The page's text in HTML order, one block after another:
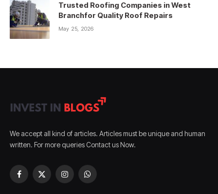
Trusted Roofing Companies in West
Branchfor Quality Roof Repairs
May 25, 2026
We accept all kind of articles. Articles must be unique and human
written. For more queries Contact us Now.
Facebook
X
InstagramWhatsApp